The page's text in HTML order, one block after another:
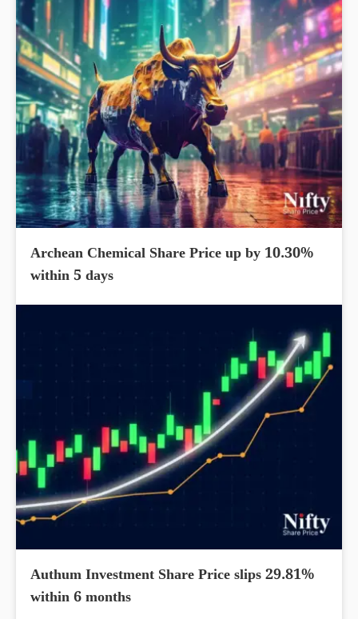
Archean Chemical Share Price up by 10.30%
within 5 days
Authum Investment Share Price slips 29.81%
within 6 months